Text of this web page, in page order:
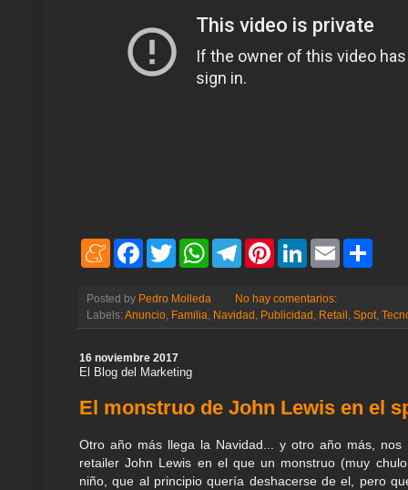
M
a
m
e
F
b
o
o
T
w
t
e
r
W
s
A
p
T
g
r
a
P
e
r
e
L
e
d
I
E
Posted by Pedro Molleda
No hay comentarios:
Labels: Anuncio Familia Navidad Publicidad Retail Spot
16 noviembre 2017
El Blog del Marketing
El monstruo de John Lewis en el
Otro año más llega la Navidad... y otro año más, nos
retailer John Lewis en el que un monstruo (muy
niño, que al principio quería deshacerse de el, pero